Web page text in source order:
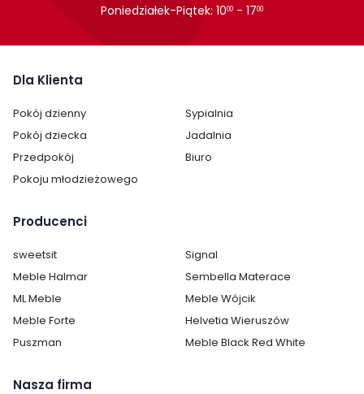
Poniedziałek-Piątek: 1000 - 1700
Dla Klienta
Pokój dzienny
Sypialnia
Pokój dziecka
Jadalnia
Przedpokój
Biuro
Pokoju młodzieżowego
Producenci
sweetsit
Signal
Meble Halmar
Sembella Materace
ML Meble
Meble Wójcik
Meble Forte
Helvetia Wieruszów
Puszman
Meble Black Red White
Nasza firma